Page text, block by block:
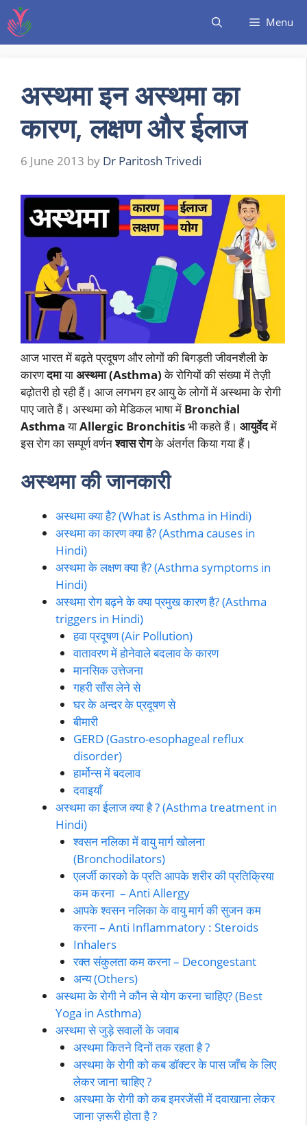
Menu
अस्थमा इन अस्थमा का
कारण, लक्षण और ईलाज
6 June 2013 by Dr Paritosh Trivedi
आज भारत में बढ़ते प्रदूषण और लोगों की बिगड़ती जीवनशैली के
कारणदमायाअस्थमा (Asthma)के रोगियों की संख्या में तेज़ी
बढ़ोतरी हो रही हैं। आज लगभग हर आयु के लोगों में अस्थमा के रोगी
पाए जाते हैं। अस्थमा को मेडिकल भाषा में Bronchial
AsthmaयाAllergic Bronchitisभी कहते हैं। आयुर्वेदमें
इस रोग का सम्पूर्ण वर्णनश्वास रोगके अंतर्गत किया गया हैं।
अस्थमा की जानकारी
अस्थमा क्या है? (What is Asthma in Hindi)
अस्थमा का कारण क्या है? (Asthma causes in
Hindi)
अस्थमा के लक्षण क्या है? (Asthma symptoms in
Hindi)
अस्थमा रोग बढ़ने के क्या प्रमुख कारण है? (Asthma
triggers in Hindi)
हवा प्रदूषण (Air Pollution)
वातावरण में होनेवाले बदलाव के कारण
मानसिक उत्तेजना
गहरी साँस लेने से
घर के अन्दर के प्रदूषण से
बीमारी
GERD (Gastro-esophageal reflux
disorder)
हार्मोन्स में बदलाव
दवाइयाँ
अस्थमा का ईलाज क्या है ? (Asthma treatment in
Hindi)
श्वसन नलिका में वायु मार्ग खोलना
(Bronchodilators)
एलर्जी कारको के प्रति आपके शरीर की प्रतिक्रिया
कम करना – Anti Allergy
आपके श्वसन नलिका के वायु मार्ग की सुजन कम
करना – Anti Inflammatory : Steroids
Inhalers
रक्त संकुलता कम करना – Decongestant
अन्य (Others)
अस्थमा के रोगी ने कौन से योग करना चाहिए? (Best
Yoga in Asthma)
अस्थमा से जुड़े सवालों के जवाब
अस्थमा कितने दिनों तक रहता है ?
अस्थमा के रोगी को कब डॉक्टर के पास जाँच के लिए
लेकर जाना चाहिए ?
अस्थमा के रोगी को कब इमरजेंसी में दवाखाना लेकर
जाना ज़रूरी होता है ?